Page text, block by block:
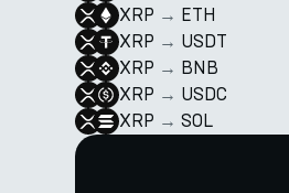
XRP → ETH
XRP → USDT
XRP → BNB
XRP → USDC
XRP → SOL